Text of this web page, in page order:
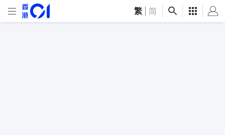
繁 简